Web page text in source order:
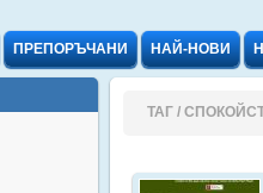
ПРЕПОРЪЧАНИ НАЙ-НОВИ
ТАГ /